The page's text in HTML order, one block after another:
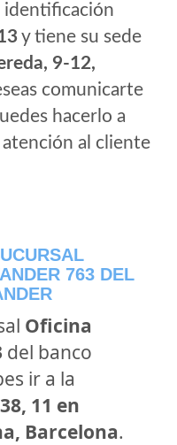
identificación
y tiene su sede
9-12,
comunicarte
hacerlo a
al cliente
763 DEL
Oficina
del banco
ir a la
11 en
Barcelona.